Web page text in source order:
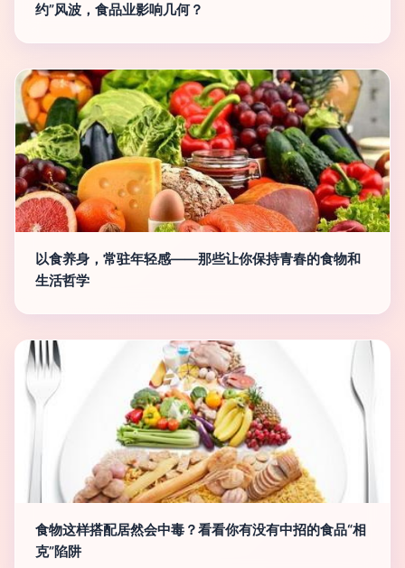
约”风波，食品业影响几何？
以食养身，常驻年轻感——那些让你保持青春的食物和
生活哲学
食物这样搭配居然会中毒？看看你有没有中招的食品“相
克”陷阱